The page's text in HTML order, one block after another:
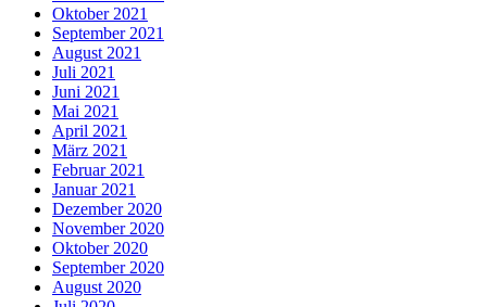
Oktober 2021
September 2021
August 2021
Juli 2021
Juni 2021
Mai 2021
April 2021
März 2021
Februar 2021
Januar 2021
Dezember 2020
November 2020
Oktober 2020
September 2020
August 2020